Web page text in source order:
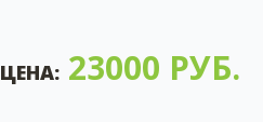
ЦЕНА: 23000 РУБ.